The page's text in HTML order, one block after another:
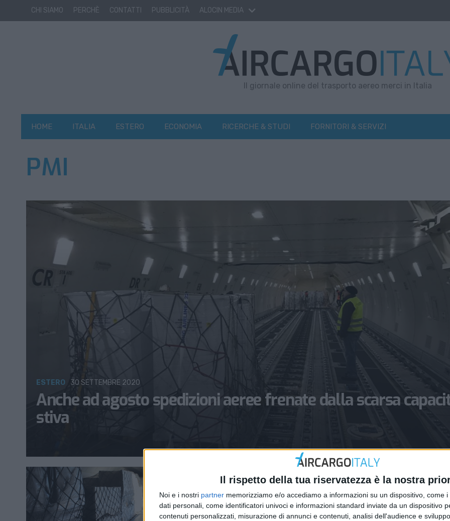
Il rispetto della tua riservatezza è la nostra
Noi e i nostri partner memorizziamo e/o accediamo a informazioni su un dispositivo, come
dati personali, come identificatori univoci e informazioni standard inviate da un dispositivo
contenuti personalizzati, misurazione di annunci e contenuti, analisi dell'audience e
CHI SIAMO PERCHÈ CONTATTI PUBBLICITÀ ALOCIN MEDIA
Il giornale online del trasporto aereo merci in Italia
HOME ITALIA ESTERO ECONOMIA RICERCHE & STUDI FORNITORI & SERVIZI
PMI
Anche ad agosto spedizioni aeree frenate dalla scarsa
stiva
ESTERO 30 SETTEMBRE 2020